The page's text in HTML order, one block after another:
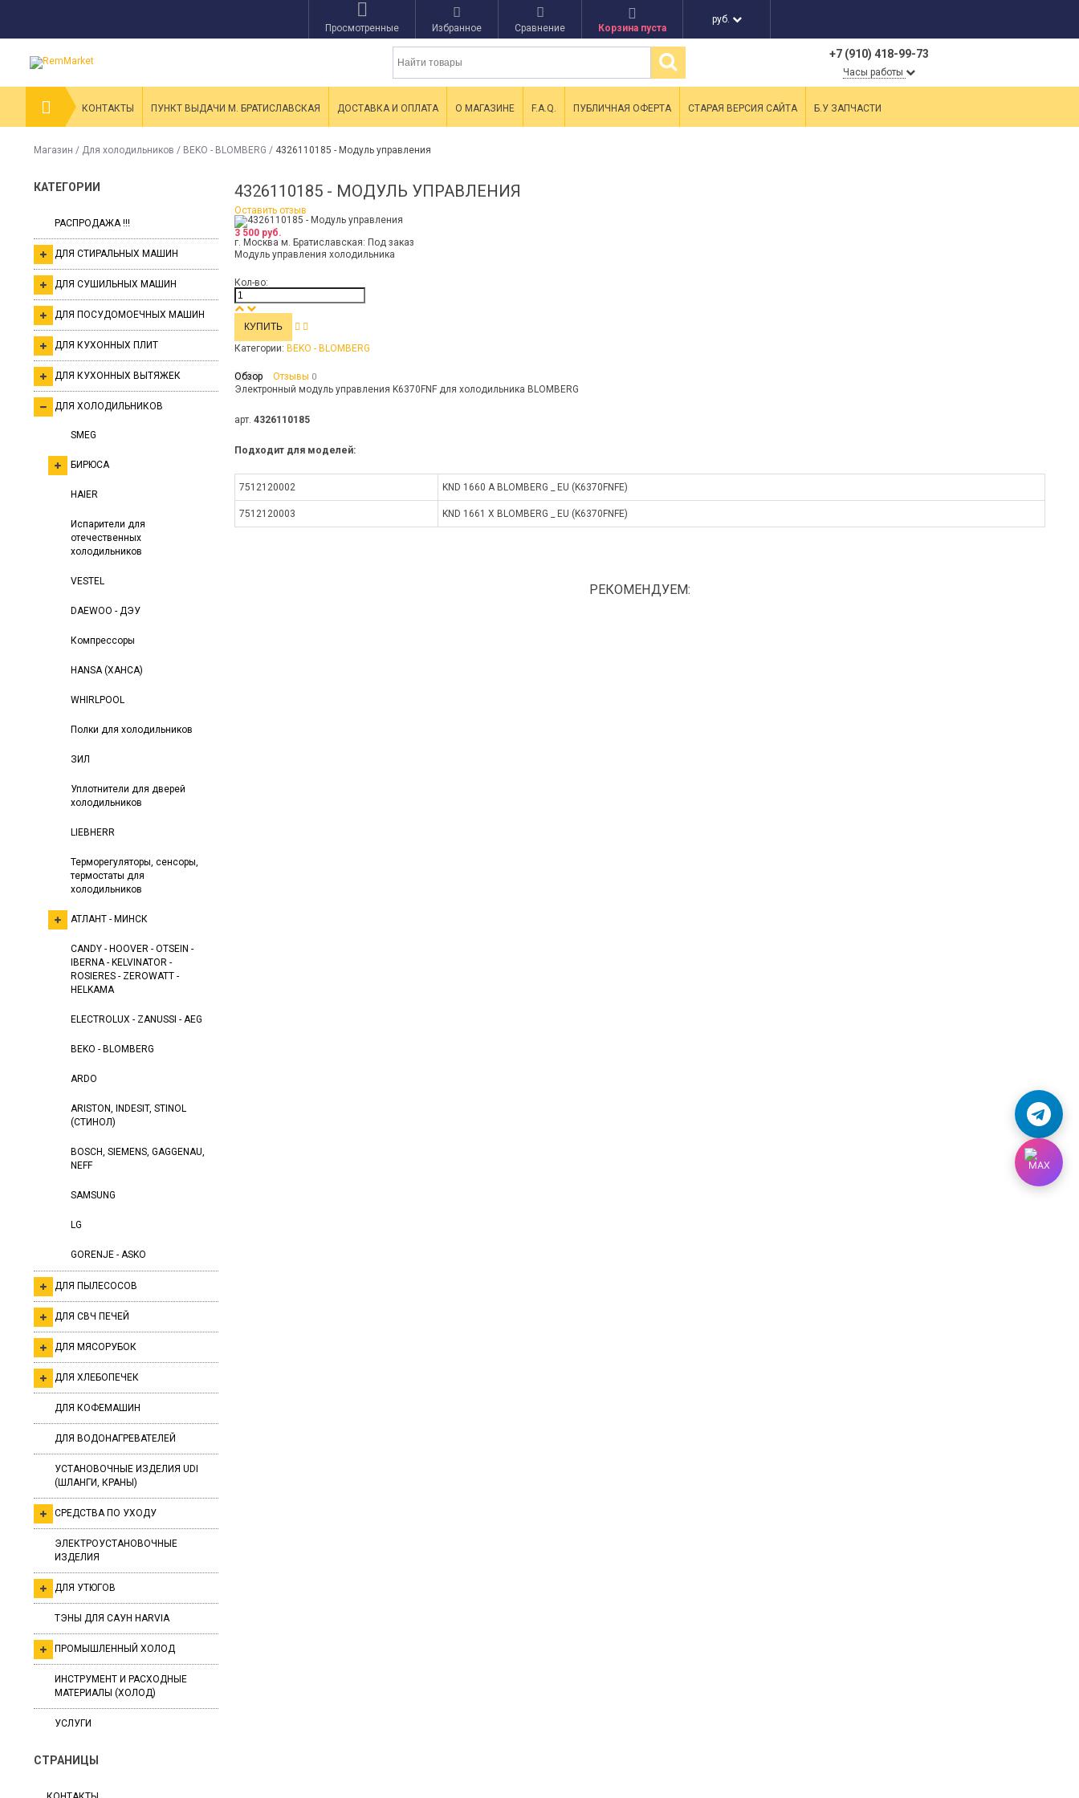
Просмотренные Избранное Сравнение Корзина пуста
руб.
+7 (910) 418-99-73
Часы работы
КОНТАКТЫ ПУНКТ ВЫДАЧИ М. БРАТИСЛАВСКАЯ ДОСТАВКА И ОПЛАТА О МАГАЗИНЕ F.A.Q. ПУБЛИЧНАЯ ОФЕРТА СТАРАЯ ВЕРСИЯ САЙТА Б.У ЗАПЧАСТИ
Магазин / Для холодильников / BEKO - BLOMBERG / 4326110185 - Модуль управления
КАТЕГОРИИ
РАСПРОДАЖА !!!
ДЛЯ СТИРАЛЬНЫХ МАШИН
ДЛЯ СУШИЛЬНЫХ МАШИН
ДЛЯ ПОСУДОМОЕЧНЫХ МАШИН
ДЛЯ КУХОННЫХ ПЛИТ
ДЛЯ КУХОННЫХ ВЫТЯЖЕК
ДЛЯ ХОЛОДИЛЬНИКОВ
SMEG
БИРЮСА
HAIER
Испарители для
отечественных
холодильников
VESTEL
DAEWOO - ДЭУ
Компрессоры
HANSA (ХАНСА)
WHIRLPOOL
Полки для холодильников
ЗИЛ
Уплотнители для дверей
холодильников
LIEBHERR
Терморегуляторы, сенсоры,
термостаты для
холодильников
АТЛАНТ - МИНСК
CANDY - HOOVER - OTSEIN -
IBERNA - KELVINATOR -
ROSIERES - ZEROWATT -
HELKAMA
ELECTROLUX - ZANUSSI - AEG
BEKO - BLOMBERG
ARDO
ARISTON, INDESIT, STINOL
(СТИНОЛ)
BOSCH, SIEMENS, GAGGENAU,
NEFF
SAMSUNG
LG
GORENJE - ASKO
ДЛЯ ПЫЛЕСОСОВ
ДЛЯ СВЧ ПЕЧЕЙ
ДЛЯ МЯСОРУБОК
ДЛЯ ХЛЕБОПЕЧЕК
ДЛЯ КОФЕМАШИН
ДЛЯ ВОДОНАГРЕВАТЕЛЕЙ
УСТАНОВОЧНЫЕ ИЗДЕЛИЯ UDI
(ШЛАНГИ, КРАНЫ)
СРЕДСТВА ПО УХОДУ
ЭЛЕКТРОУСТАНОВОЧНЫЕ
ИЗДЕЛИЯ
ДЛЯ УТЮГОВ
ТЭНЫ ДЛЯ САУН HARVIA
ПРОМЫШЛЕННЫЙ ХОЛОД
ИНСТРУМЕНТ И РАСХОДНЫЕ
МАТЕРИАЛЫ (ХОЛОД)
УСЛУГИ
СТРАНИЦЫ
4326110185 - МОДУЛЬ УПРАВЛЕНИЯ
Оставить отзыв
3 500 руб.
г. Москва м. Братиславская: Под заказ
Модуль управления холодильника
Кол-во:
Категории: BEKO - BLOMBERG
Обзор Отзывы 0
Электронный модуль управления K6370FNF для холодильника BLOMBERG
арт. 4326110185
Подходит для моделей:
7512120002 KND 1660 A BLOMBERG _ EU (K6370FNFE)
7512120003 KND 1661 X BLOMBERG _ EU (K6370FNFE)
РЕКОМЕНДУЕМ: